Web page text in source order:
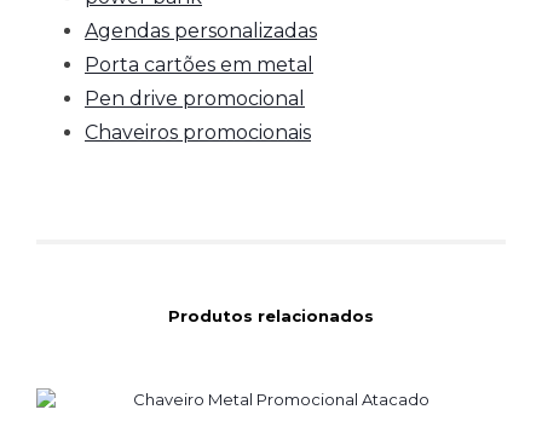
Agendas personalizadas
Porta cartões em metal
Pen drive promocional
Chaveiros promocionais
Produtos relacionados